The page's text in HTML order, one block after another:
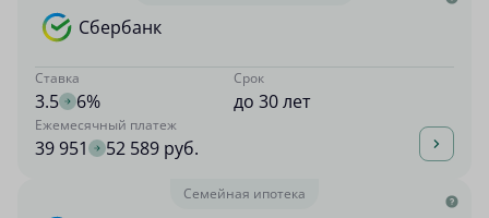
Сбербанк
Ставка
3.5 6%
Срок
до 30 лет
Ежемесячный платеж
39 951 52 589 руб.
Семейная ипотека